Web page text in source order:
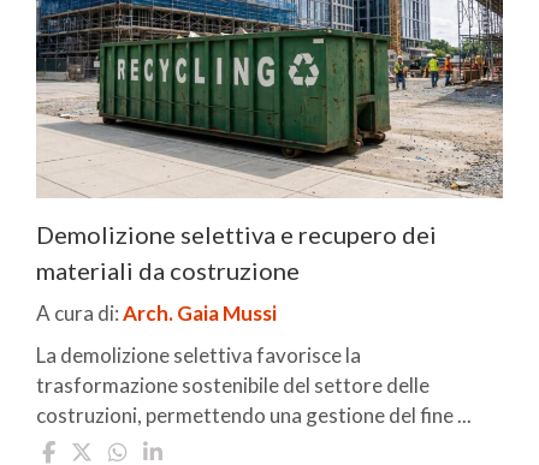
Demolizione selettiva e recupero dei
materiali da costruzione
A cura di:Arch. Gaia Mussi
La demolizione selettiva favorisce la
trasformazione sostenibile del settore delle
costruzioni, permettendo una gestione del fine ...